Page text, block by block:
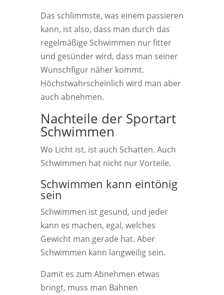
Das schlimmste, was einem passieren
kann, ist also, dass man durch das
regelmäßige Schwimmen nur fitter
und gesünder wird, dass man seiner
Wunschfigur näher kommt.
Höchstwahrscheinlich wird man aber
auch abnehmen.
Nachteile der Sportart
Schwimmen
Wo Licht ist, ist auch Schatten. Auch
Schwimmen hat nicht nur Vorteile.
Schwimmen kann eintönig
sein
Schwimmen ist gesund, und jeder
kann es machen, egal, welches
Gewicht man gerade hat. Aber
Schwimmen kann langweilig sein.
Damit es zum Abnehmen etwas
bringt, muss man Bahnen